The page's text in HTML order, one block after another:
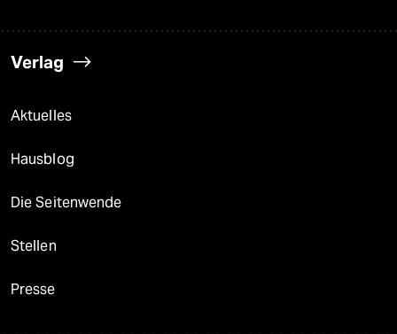
Verlag
Aktuelles
Hausblog
Die Seitenwende
Stellen
Presse